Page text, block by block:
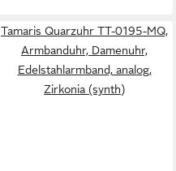
Tamaris Quarzuhr TT-0195-MQ,
Armbanduhr, Damenuhr,
Edelstahlarmband, analog,
Zirkonia (synth)